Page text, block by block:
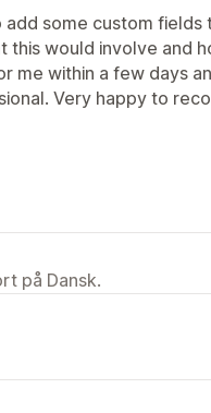
some custom fields
this would involve and
me within a few days
Very happy to
på Dansk.